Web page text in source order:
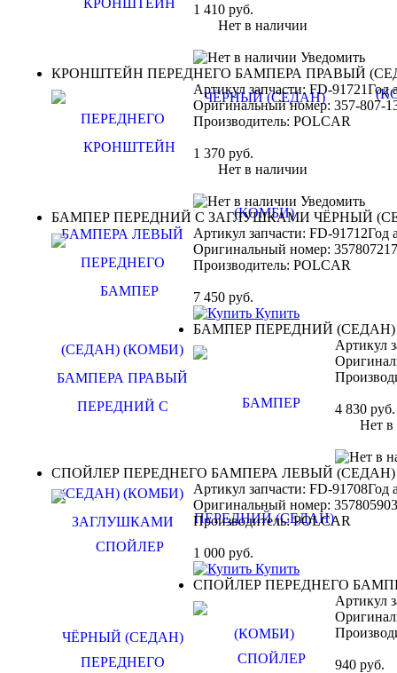
1 410 руб.
Нет в наличии
Уведомить
КРОНШТЕЙН ПЕРЕДНЕГО БАМПЕРА ПРАВЫЙ
Артикул запчасти: FD-91721Год
Оригинальный номер: 357-807-
Производитель: POLCAR
1 370 руб.
Нет в наличии
Уведомить
БАМПЕР ПЕРЕДНИЙ С ЗАГЛУШКАМИ ЧЁРНЫЙ
Артикул запчасти: FD-91712Год
Оригинальный номер:
Производитель: POLCAR
7 450 руб.
Купить
БАМПЕР ПЕРЕДНИЙ
Артикул
4 830 руб.
Нет в
СПОЙЛЕР ПЕРЕДНЕГО БАМПЕРА ЛЕВЫЙ
Артикул запчасти: FD-91708Год
Оригинальный номер: 357805903
Производитель:POLCAR
1 000 руб.
Купить
СПОЙЛЕР ПЕРЕДНЕГО
Артикул
940 руб.